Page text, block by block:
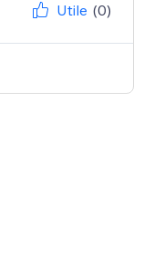
Utile (0)